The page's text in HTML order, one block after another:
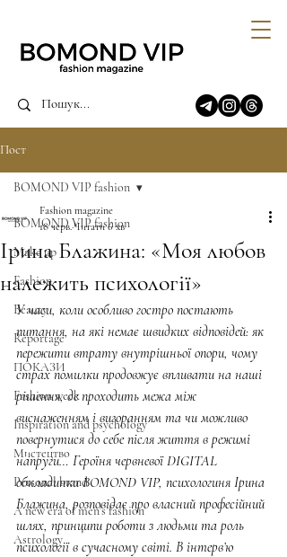
Пост
BOMOND VIP fashion
Make up
Fashion
Beauty
Reportage
ПОКАЗИ
Fashion week
Inspiration and psychology
Мистецтво
Personal brand
A new era of men's fashion
Astrology
BOMOND VIP fashion
Ірина Блажина: «Моя любов
належить психології»
Fashion magazine
18 черв.Читати 6 хв
У часи, коли особливо гостро постають
питання, на які немає швидких відповідей: як
пережити втрату внутрішньої опори, чому
страх помилки продовжує впливати на наші
рішення, де проходить межа між
виснаженням і вигоранням та чи можливо
повернутися до себе після життя в режимі
напруги… Героїня червневої DIGITAL
обкладинки BOMOND VIP, психологиня Ірина
Блажина, розповідає про власний професійний
шлях, принципи роботи з людьми та роль
психології в сучасному світі. В інтервʼю